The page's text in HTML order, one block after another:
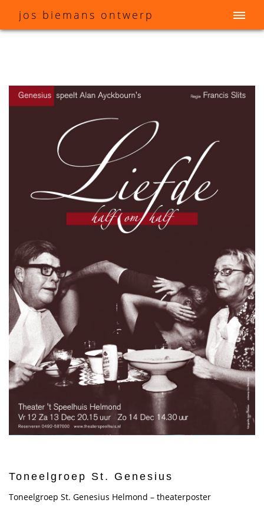
j os b iemans o ntwerp
Toneelgroep St. Genesius
Toneelgroep St. Genesius Helmond – theaterposter